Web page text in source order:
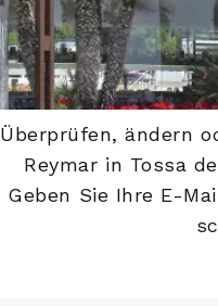
Überprüfen, ändern
Reymar in Tossa
Geben Sie Ihre E-